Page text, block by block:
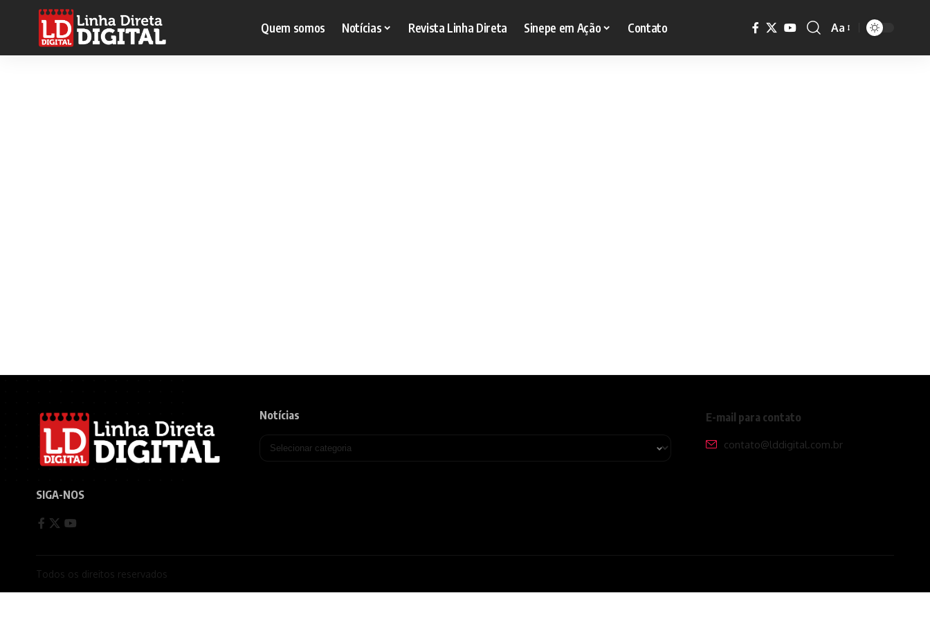
Quem somos Notícias Revista Linha Direta Sinepe em Ação Contato Aa
SIGA-NOS
Notícias E-mail para contato
contato@lddigital.com.br
Todos os direitos reservados